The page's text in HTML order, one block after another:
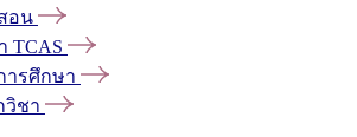
อน
TCAS
ารศึกษา
ชา